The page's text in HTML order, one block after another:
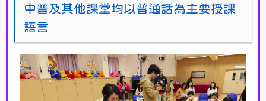
中普及其他課堂均以普通話為主要授課
語言